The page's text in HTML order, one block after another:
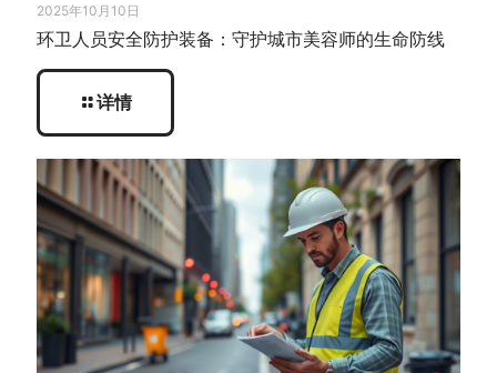
2025年10月10日
环卫人员安全防护装备：守护城市美容师的生命防线
详情